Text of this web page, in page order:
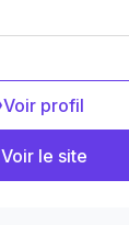
Voir profil
Voir le site